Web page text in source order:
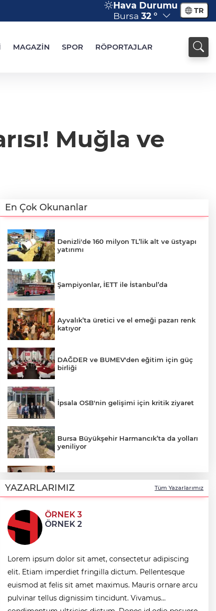
Hava Durumu
Bursa 32 ° TR
MAGAZİN SPOR RÖPORTAJLAR
Muğla ve
En Çok Okunanlar
Denizli'de 160 milyon TL’lik alt ve üstyapı
yatırımı
Şampiyonlar, İETT ile İstanbul’da
Ayvalık’ta üretici ve el emeği pazarı renk
katıyor
DAĞDER ve BUMEV'den eğitim için güç
birliği
İpsala OSB'nin gelişimi için kritik ziyaret
Bursa Büyükşehir Harmancık’ta da yolları
yeniliyor
Ağrı'da toplu sünnet şöleni
Avrupa Drama Buluşmaları gençleri
İzmir’de
Osmangazi’de geleceğin yüzücüleri
sertifikalarını aldı
Minik Hazar Ali, ilk kez “anne” dedi
YAZARLARIMIZ Tüm Yazarlarımız
ÖRNEK 3
ÖRNEK 2
Lorem ipsum dolor sit amet, consectetur adipiscing
elit. Etiam imperdiet fringilla dictum. Pellentesque
euismod at felis sit amet maximus. Mauris ornare arcu
pulvinar tellus dignissim tincidunt. Vivamus